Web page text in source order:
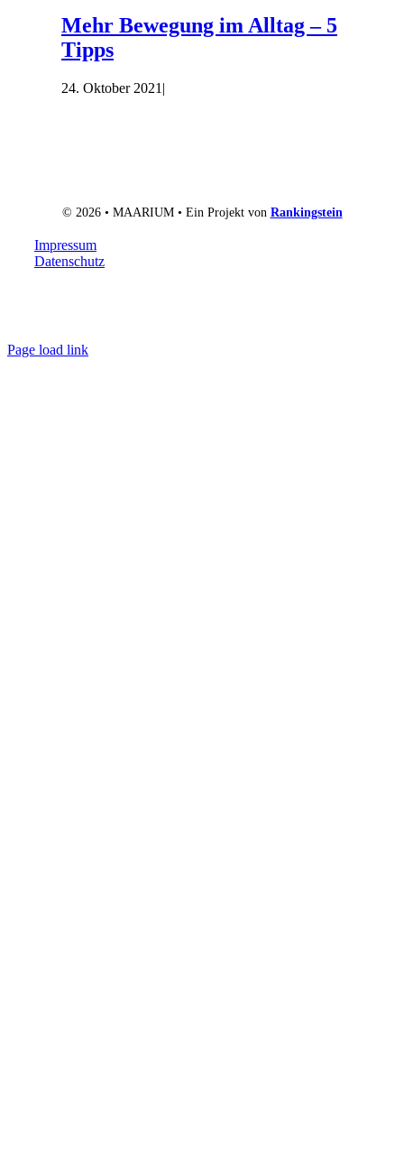
Mehr Bewegung im Alltag – 5
Tipps
24. Oktober 2021 |
© 2026 • MAARIUM • Ein Projekt von Rankingstein
Impressum
Datenschutz
Page load link